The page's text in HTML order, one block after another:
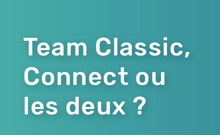
Team Classic,
Connect ou
les deux ?